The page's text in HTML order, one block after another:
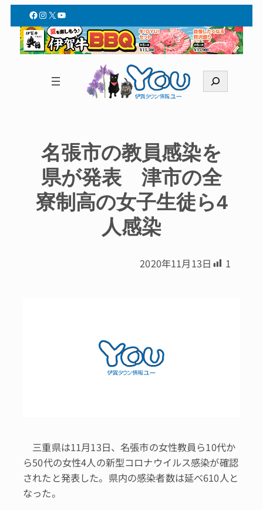
Facebook
Instagram
X YouTube
索
名張市の教員感染を
県が発表 津市の全
寮制高の女子生徒ら4
人感染
2020年11月13日 1
三重県は11月13日、名張市の女性教員ら10代か
ら50代の女性4人の新型コロナウイルス感染が確認
されたと発表した。県内の感染者数は延べ610人と
なった。